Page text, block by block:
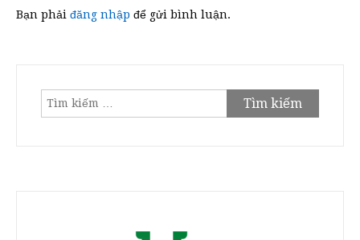
Bạn phải đăng nhập để gửi bình luận.
Tìm